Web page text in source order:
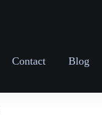
Contact Blog